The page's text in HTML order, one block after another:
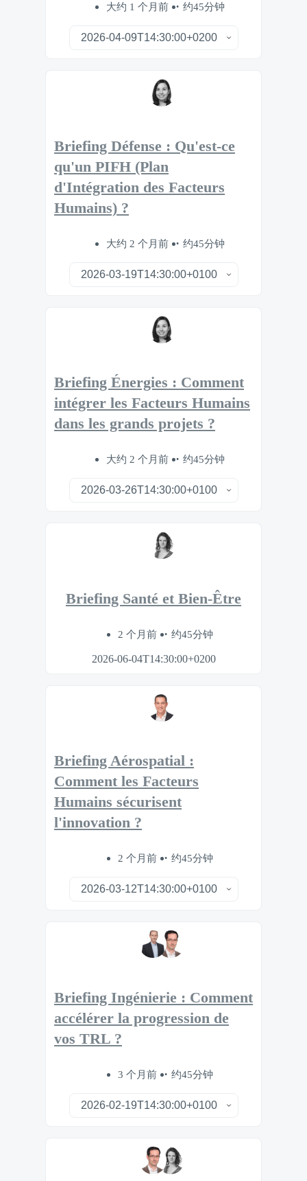
大约 1 个月前 约45分钟
Briefing Défense : Qu'est-ce
qu'un PIFH (Plan
d'Intégration des Facteurs
Humains) ?
大约 2 个月前 约45分钟
Briefing Énergies : Comment
intégrer les Facteurs Humains
dans les grands projets ?
大约 2 个月前 约45分钟
Briefing Santé et Bien-Être
2 个月前 约45分钟
2026-06-04T14:30:00+0200
Briefing Aérospatial :
Comment les Facteurs
Humains sécurisent
l'innovation ?
2 个月前 约45分钟
Briefing Ingénierie : Comment
accélérer la progression de
vos TRL ?
3 个月前 约45分钟